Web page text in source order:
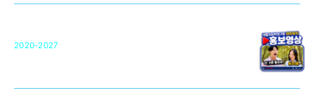
2020-2027 31
영국 UCL대학